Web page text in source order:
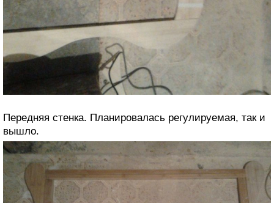
Передняя стенка. Планировалась регулируемая, так и
вышло.